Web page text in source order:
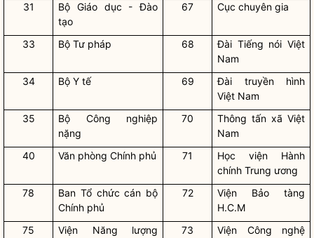
31
Bộ Giáo dục - Đào
tạo
67 Cục chuyên gia
33 Bộ Tư pháp 68
Đài Tiếng nói Việt
Nam
34
Bộ Y tế 69
Đài truyền hình
Việt Nam
35
Bộ Công nghiệp
nặng
70
Thông tấn xã Việt
Nam
40
Văn phòng Chính phủ 71
Học viện Hành
chính Trung ương
78
Ban Tổ chức cán bộ
Chính phủ
72
Viện Bảo tàng
H.C.M
75
Viện Năng lượng
73
Viện Công nghệ